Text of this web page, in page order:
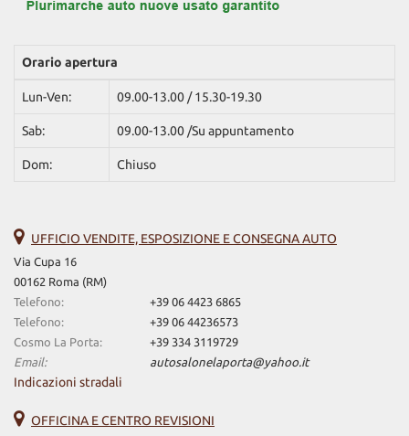
Orario apertura
Lun-Ven: 09.00-13.00 / 15.30-19.30
Sab: 09.00-13.00 /Su appuntamento
Dom: Chiuso
UFFICIO VENDITE, ESPOSIZIONE E CONSEGNA AUTO
Via Cupa 16
00162 Roma (RM)
Telefono:
+39 06 4423 6865
Telefono:
+39 06 44236573
Cosmo La Porta:
+39 334 3119729
Email:
autosalonelaporta@yahoo.it
Indicazioni stradali
OFFICINA E CENTRO REVISIONI